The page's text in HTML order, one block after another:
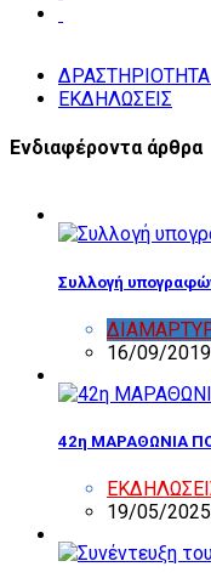
ΕΚΔΗΛΩΣΕΙΣ
Ενδιαφέροντα άρθρα
Συλλογή
16/09/2019
42η ΜΑΡΑΘΩΝΙΑ
19/05/2025